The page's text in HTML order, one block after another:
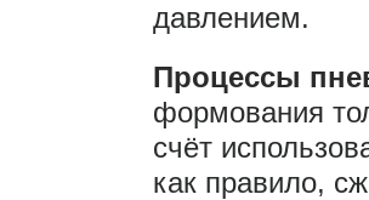
давлением.
Процессы
формования
счёт
как правило,